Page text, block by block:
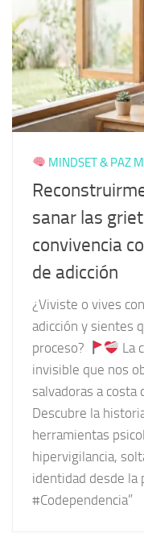
MINDSET & PAZ
sanar las
convivencia
de adicción
¿Viviste o vives
adicción y sientes
proceso?
La
invisible que nos
salvadoras a costa
Descubre la
herramientas
hipervigilancia,
identidad desde la
#Codependencia”